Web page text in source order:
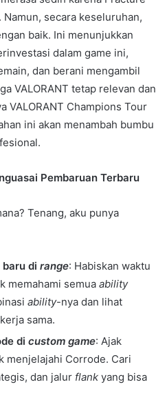
. Namun, secara keseluruhan,
baik. Ini menunjukkan
dalam game ini,
dan berani mengambil
VALORANT tetap relevan dan
VALORANT Champions Tour
ini akan menambah bumbu
Pembaruan Terbaru
Tenang, aku punya
di range: Habiskan waktu
memahami semua ability
ability-nya dan lihat
sama.
di custom game: Ajak
menjelajahi Corrode. Cari
dan jalur flank yang bisa